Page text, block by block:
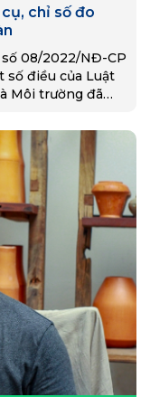
chỉ số đo
08/2022/NĐ-CP
số điều của Luật
Môi trường đã